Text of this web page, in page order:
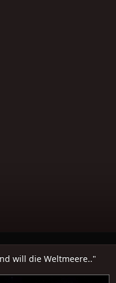
will die Weltmeere.."